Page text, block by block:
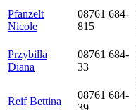
Pfanzelt
Nicole
08761 684-
815
Przybilla
Diana
08761 684-
33
Reif Bettina
08761 684-
39